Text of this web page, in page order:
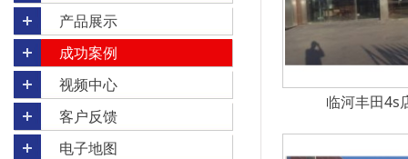
产品展示
成功案例
视频中心
客户反馈
电子地图
临河丰田4s